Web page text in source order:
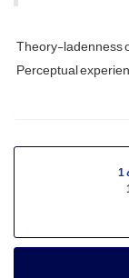
Theory-ladenness
Perceptual